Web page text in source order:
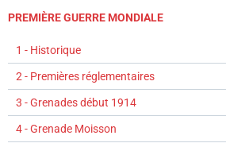
PREMIÈRE GUERRE MONDIALE
1 - Historique
2 - Premières réglementaires
3 - Grenades début 1914
4 - Grenade Moisson